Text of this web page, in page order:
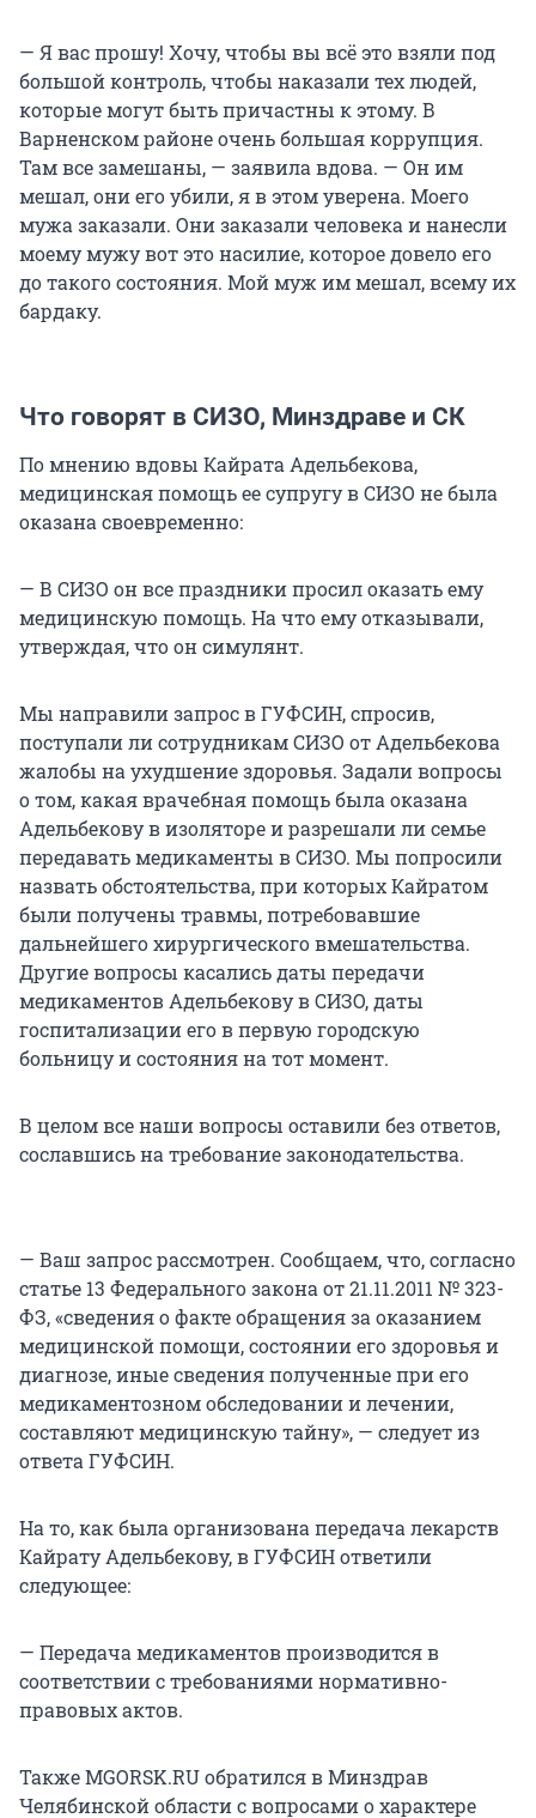
— Я вас прошу! Хочу, чтобы вы всё это взяли под
большой контроль, чтобы наказали тех людей,
которые могут быть причастны к этому. В
Варненском районе очень большая коррупция.
Там все замешаны, — заявила вдова. — Он им
мешал, они его убили, я в этом уверена. Моего
мужа заказали. Они заказали человека и нанесли
моему мужу вот это насилие, которое довело его
до такого состояния. Мой муж им мешал, всему их
бардаку.
Что говорят в СИЗО, Минздраве и СК
По мнению вдовы Кайрата Адельбекова,
медицинская помощь ее супругу в СИЗО не была
оказана своевременно:
— В СИЗО он все праздники просил оказать ему
медицинскую помощь. На что ему отказывали,
утверждая, что он симулянт.
Мы направили запрос в ГУФСИН, спросив,
поступали ли сотрудникам СИЗО от Адельбекова
жалобы на ухудшение здоровья. Задали вопросы
о том, какая врачебная помощь была оказана
Адельбекову в изоляторе и разрешали ли семье
передавать медикаменты в СИЗО. Мы попросили
назвать обстоятельства, при которых Кайратом
были получены травмы, потребовавшие
дальнейшего хирургического вмешательства.
Другие вопросы касались даты передачи
медикаментов Адельбекову в СИЗО, даты
госпитализации его в первую городскую
больницу и состояния на тот момент.
В целом все наши вопросы оставили без ответов,
сославшись на требование законодательства.
— Ваш запрос рассмотрен. Сообщаем, что, согласно
статье 13 Федерального закона от 21.11.2011 № 323-
ФЗ, «сведения о факте обращения за оказанием
медицинской помощи, состоянии его здоровья и
диагнозе, иные сведения полученные при его
медикаментозном обследовании и лечении,
составляют медицинскую тайну», — следует из
ответа ГУФСИН.
На то, как была организована передача лекарств
Кайрату Адельбекову, в ГУФСИН ответили
следующее:
— Передача медикаментов производится в
соответствии с требованиями нормативно-
правовых актов.
Также MGORSK.RU обратился в Минздрав
Челябинской области с вопросами о характере